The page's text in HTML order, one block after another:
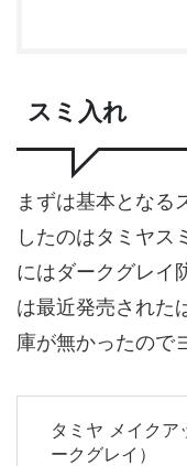
スミ入れ
まずは基本となる
したのはタミヤス
にはダークグレイ
は最近発売された
庫が無かったので
タミヤ メイク
ークグレイ）